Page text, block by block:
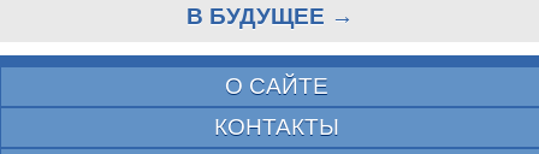
В БУДУЩЕЕ →
О САЙТЕ
КОНТАКТЫ